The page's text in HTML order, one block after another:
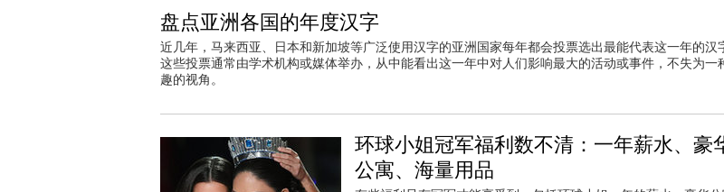
盘点亚洲各国的年度汉字
近几年，马来西亚、日本和新加坡等广泛使用汉字的亚洲国家每年都会投票选出最能代表这一年的汉
这些投票通常由学术机构或媒体举办，从中能看出这一年中对人们影响最大的活动或事件，不失为一
趣的视角。
环球小姐冠军福利数不清：一年薪水、豪
公寓、海量用品